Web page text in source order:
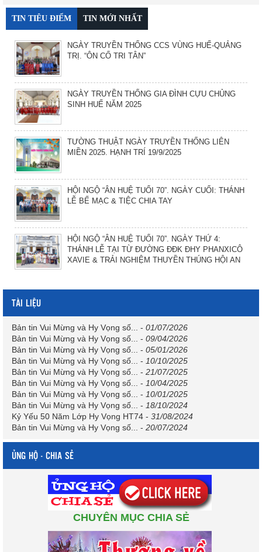
TIN TIÊU ĐIỂM TIN MỚI NHẤT
NGÀY TRUYỀN THỐNG CCS VÙNG HUẾ-QUẢNG
TRỊ. “ÔN CỐ TRI TÂN”
NGÀY TRUYỀN THỐNG GIA ĐÌNH CỰU CHỦNG
SINH HUẾ NĂM 2025
TƯỜNG THUẬT NGÀY TRUYỀN THỐNG LIÊN
MIỀN 2025. HẠNH TRÍ 19/9/2025
HỘI NGỘ “ÂN HUỆ TUỔI 70”. NGÀY CUỐI: THÁNH
LỄ BẾ MẠC & TIỆC CHIA TAY
HỘI NGỘ “ÂN HUỆ TUỔI 70”. NGÀY THỨ 4:
THÁNH LỄ TẠI TỪ ĐƯỜNG ĐĐK ĐHY PHANXICÔ
XAVIE & TRẢI NGHIỆM THUYỀN THÚNG HỘI AN
TÀI LIỆU
Bản tin Vui Mừng và Hy Vọng số... - 01/07/2026
Bản tin Vui Mừng và Hy Vọng số... - 09/04/2026
Bản tin Vui Mừng và Hy Vọng số... - 05/01/2026
Bản tin Vui Mừng và Hy Vọng số... - 10/10/2025
Bản tin Vui Mừng và Hy Vọng số... - 21/07/2025
Bản tin Vui Mừng và Hy Vọng số... - 10/04/2025
Bản tin Vui Mừng và Hy Vọng số... - 10/01/2025
Bản tin Vui Mừng và Hy Vọng số... - 18/10/2024
Kỷ Yếu 50 Năm Lớp Hy Vọng HT74 - 31/08/2024
Bản tin Vui Mừng và Hy Vọng số... - 20/07/2024
ỦNG HỘ - CHIA SẺ
CHUYÊN MỤC CHIA SẺ